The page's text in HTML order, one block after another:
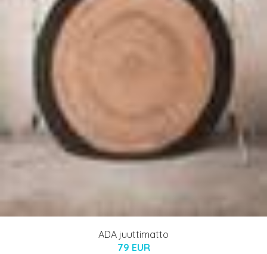
ADA juuttimatto
79 EUR